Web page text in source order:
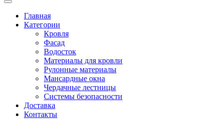
Open
ButtonГлавная
Категории
Кровля
Фасад
Водосток
Материалы для кровли
Рулонные материалы
Мансардные окна
Чердачные лестницы
Системы безопасности
Доставка
Контакты